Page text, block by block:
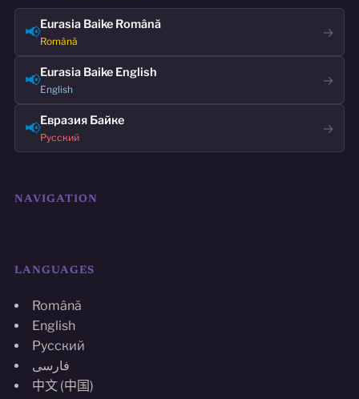
📢Eurasia Baike Română
Română
→
📢Eurasia Baike English
English
→
📢Евразия Байке
Русский
→
NAVIGATION
LANGUAGES
Română
English
Русский
فارسی
中文 (中国)